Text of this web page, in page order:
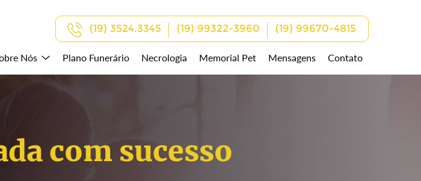
(19) 3524.3345 (19) 99322-3960 (19) 99670-4815
Nós Plano Funerário Necrologia Memorial Pet Mensagens Contato
com sucesso